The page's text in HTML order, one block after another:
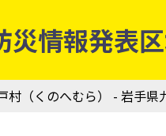
情報発表
村（くのへむら） - 岩手県